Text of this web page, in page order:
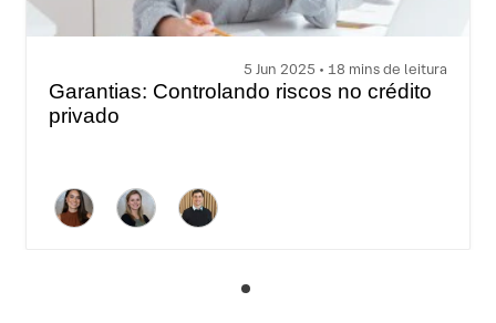
5 Jun 2025 • 18 mins de leitura
Garantias: Controlando riscos no crédito
privado